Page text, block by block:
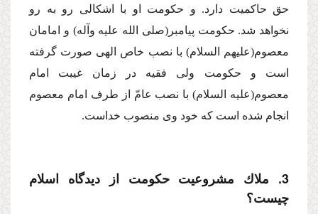
حق حاكمیت دارد. و حكومت او با اشكالى رو به رو
نخواهد شد. حكومت پیامبر(صلى الله علیه وآله) و امامان
معصوم(علیهم السلام) با نصب خاص الهى صورت گرفته
است و حكومت ولى فقیه در زمان غیبت امام
معصوم(علیه السلام)با نصب عامّ از طرف امام معصوم
انجام شده است كه خود وى منصوب خداست.
3. ملاك مشروعیت حكومت از دیدگاه اسلام
چیست؟